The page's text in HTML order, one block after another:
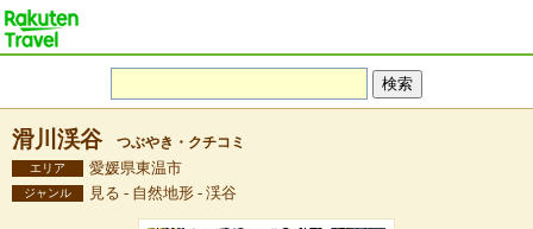
滑川渓谷 つぶやき・クチコミ
エリア 愛媛県東温市
ジャンル 見る - 自然地形 - 渓谷